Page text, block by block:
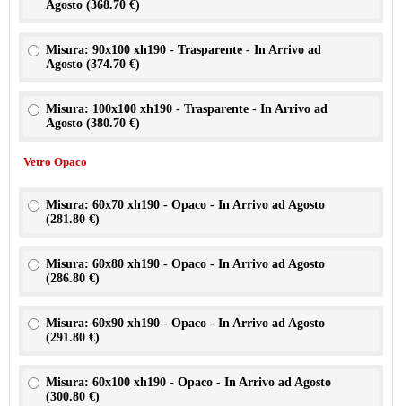
Agosto (368.70 €)
Misura: 90x100 xh190 - Trasparente - In Arrivo ad
Agosto (374.70 €)
Misura: 100x100 xh190 - Trasparente - In Arrivo ad
Agosto (380.70 €)
Vetro Opaco
Misura: 60x70 xh190 - Opaco - In Arrivo ad Agosto
(281.80 €)
Misura: 60x80 xh190 - Opaco - In Arrivo ad Agosto
(286.80 €)
Misura: 60x90 xh190 - Opaco - In Arrivo ad Agosto
(291.80 €)
Misura: 60x100 xh190 - Opaco - In Arrivo ad Agosto
(300.80 €)